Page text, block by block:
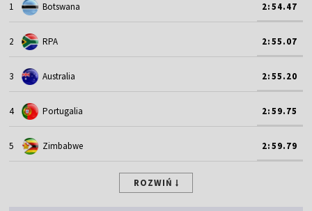
1 Botswana 2:54.47
2 RPA 2:55.07
3 Australia 2:55.20
4 Portugalia 2:59.75
5 Zimbabwe 2:59.79
ROZWIŃ